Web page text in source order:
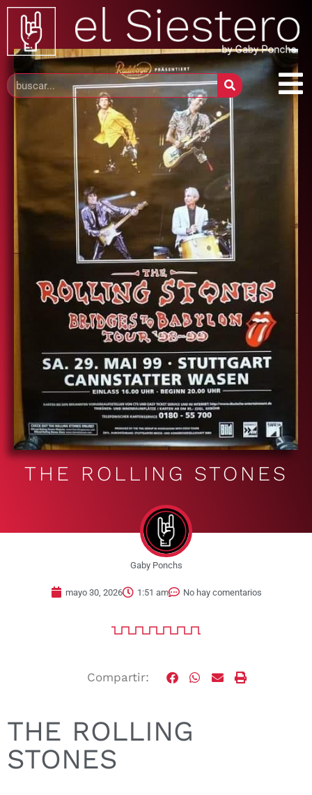
THE ROLLING STONES
Gaby Ponchs
mayo 30, 2026 1:51 am No hay comentarios
Compartir:
THE ROLLING
STONES